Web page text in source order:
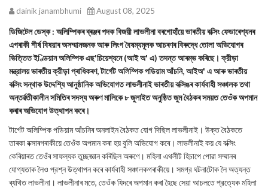
dainik janambhumi August 08, 2025
ডিজিটেল ডেস্ক : অলিম্পিকৰ ব্ৰঞ্জৰ পদক বিজয়ী লাভলীনা বৰগোহাঁয়ে ভাৰতীয় বক্সিং ফেডাৰেশ্যনৰ
এগৰাকী শীর্ষ বিষয়াৰ অসম্মানজনক আৰু লিংগ বৈষম্যমূলক আচৰণৰ বিৰুদ্ধে তোলা অভিযোগৰ
ভিত্তিত ইণ্ডিয়ান অলিম্পিক এছ'চিয়েশ্যনে (আই অ' এ) তদন্ত আৰম্ভ কৰিছে। ক্রীড়া
মন্ত্রালয় ভাৰতীয় ক্রীড়া প্ৰাধিকৰণ, টার্গেট অলিম্পিক পডিয়াম আঁচনি, আইঅ' এ আৰু ভাৰতীয়
বক্সিং সন্থাক উদ্দেশ্যি আনুষ্ঠানিক অভিযোগত লাভলীনাই ভাৰতীয় বক্সিঙৰ কাৰ্যবাহী সঞ্চালক তথা
অন্তৰ্ৱতীকালীন সমিতিৰ সদস্য অৰুণ মালিকে ৮ জুলাইত অনুষ্ঠিত জুম বৈঠকৰ সময়ত তেওঁক অপমান
কৰাৰ অভিযোগ উত্থাপন কৰে।
টার্গেট অলিম্পিক পডিয়াম আঁচনিৰ অনলাইন বৈঠকত যোগ দিছিল লাভলীনাই। উক্ত বৈঠকতে
তাৰকা বক্সাৰগৰাকীয়ে তেওঁক অপমান কৰা হয় বুলি অভিযোগ কৰে। লাভলীনাই কয় যে বক্সিং
কেৰিয়াৰত তেওঁৰ সাফল্যক তুচ্ছজ্ঞান কৰিছিল অৰুণে। মহিলা এথলীট হিচাপে পোৱা সম্মানৰ
যোগ্যতাক লৈও প্রশ্ন উত্থাপন কৰে কার্যবাহী সঞ্চালকগৰাকীয়ে। সমগ্র ঘটনাটোক লৈ অত্যন্ত
ব্যথিত লাভলীনা। লাভলীনাৰ মতে, তেওঁক যিদৰে অপমান কৰা হৈছে সেয়া আচলতে প্রত্যেক মহিলা